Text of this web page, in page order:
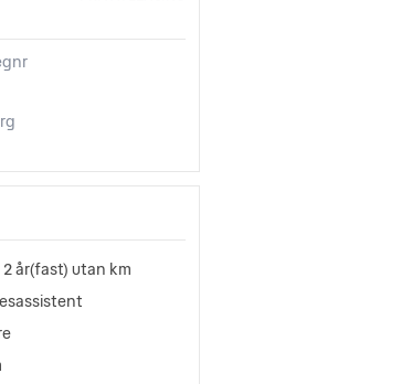
år(fast) utan km